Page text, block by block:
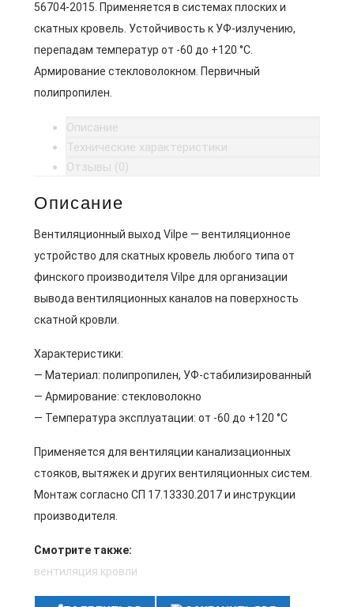
56704-2015. Применяется в системах плоских и
скатных кровель. Устойчивость к УФ-излучению,
перепадам температур от -60 до +120 °C.
Армирование стекловолокном. Первичный
полипропилен.
Описание
Технические характеристики
Отзывы (0)
Описание
Вентиляционный выход Vilpe — вентиляционное
устройство для скатных кровель любого типа от
финского производителя Vilpe для организации
вывода вентиляционных каналов на поверхность
скатной кровли.
Характеристики:
— Материал: полипропилен, УФ-стабилизированный
— Армирование: стекловолокно
— Температура эксплуатации: от -60 до +120 °C
Применяется для вентиляции канализационных
стояков, вытяжек и других вентиляционных систем.
Монтаж согласно СП 17.13330.2017 и инструкции
производителя.
Смотрите также:
вентиляция кровли